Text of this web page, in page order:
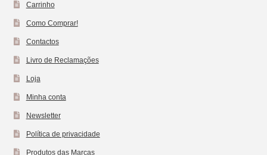
Carrinho
Como Comprar!
Contactos
Livro de Reclamações
Loja
Minha conta
Newsletter
Política de privacidade
Produtos das Marcas